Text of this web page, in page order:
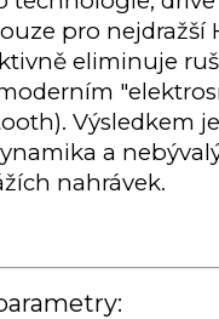
pro nejdražší
eliminuje
Výsledkem
a
nahrávek.